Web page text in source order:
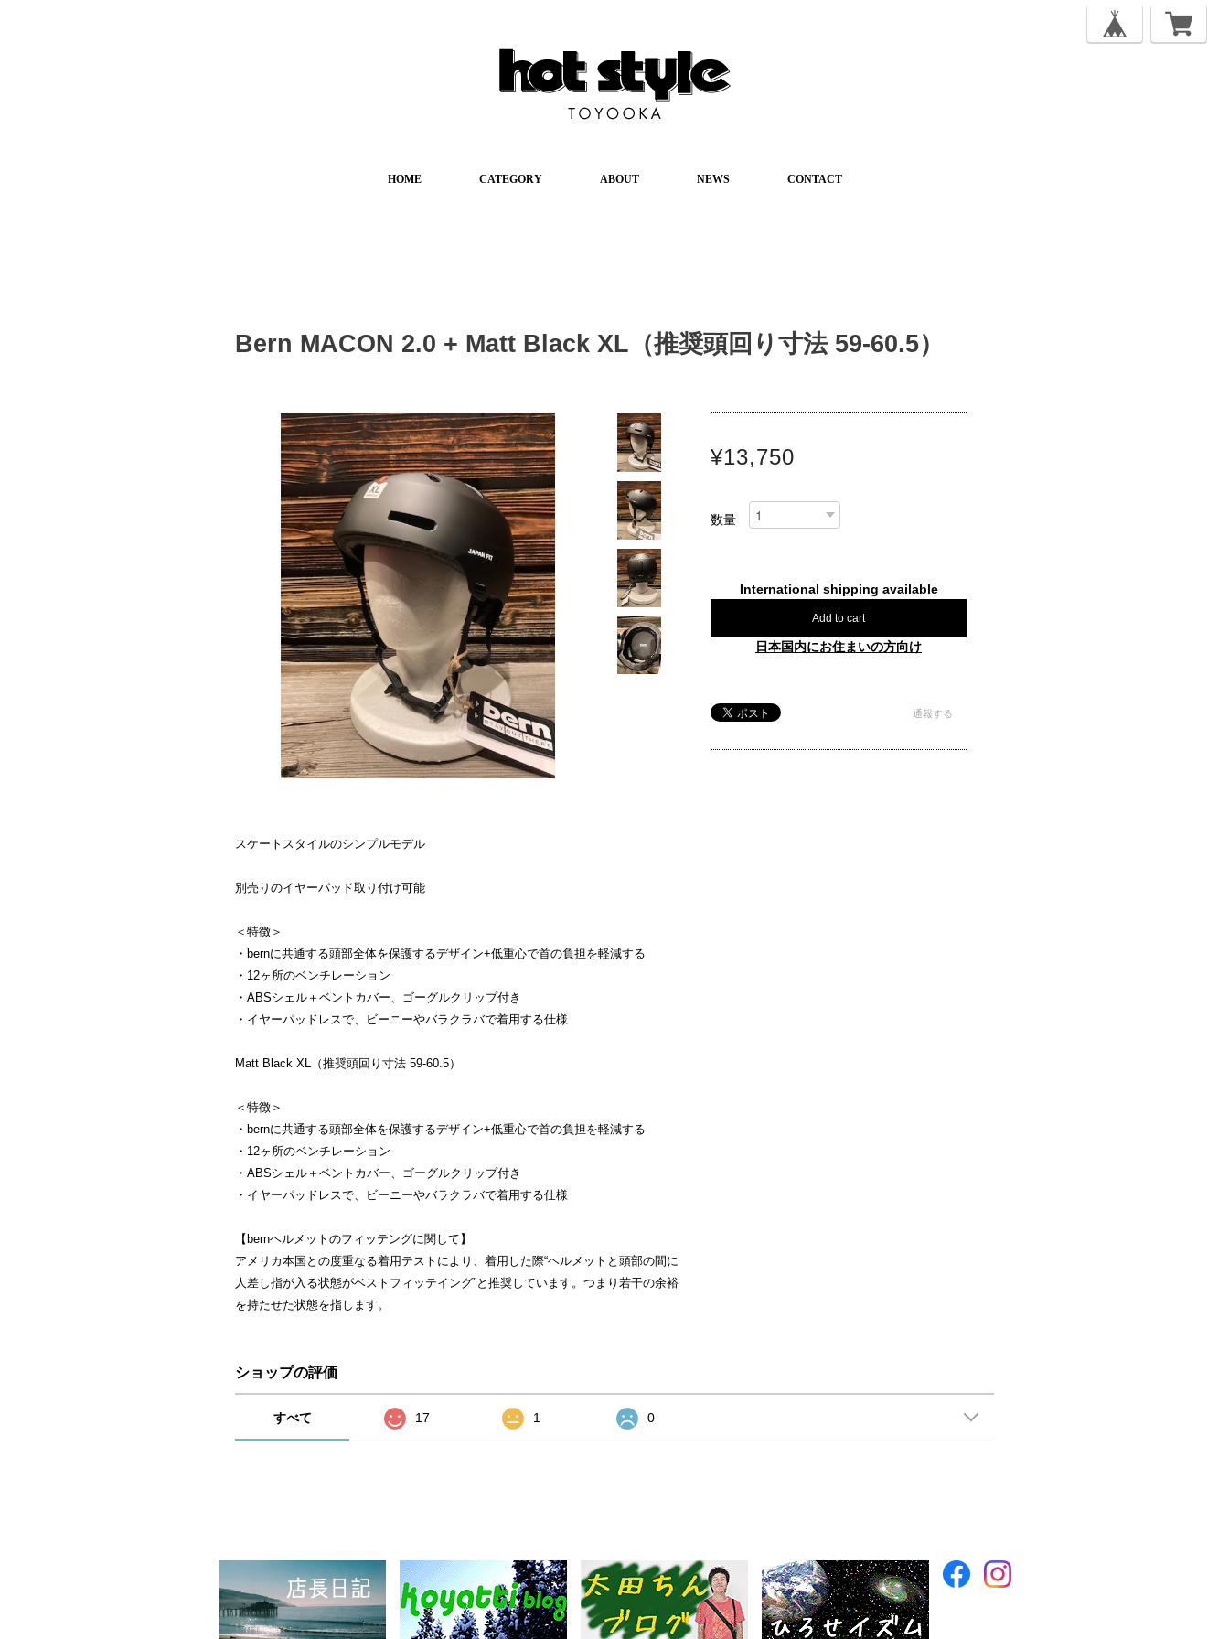
HOME CATEGORY ABOUT NEWS CONTACT
Bern MACON 2.0 + Matt Black XL（推奨頭回り寸法 59-60.5）
スケートスタイルのシンプルモデル
別売りのイヤーパッド取り付け可能
＜特徴＞
・bernに共通する頭部全体を保護するデザイン+低重心で首の負担を軽減する
・12ヶ所のベンチレーション
・ABSシェル＋ベントカバー、ゴーグルクリップ付き
・イヤーパッドレスで、ビーニーやバラクラバで着用する仕様
Matt Black XL（推奨頭回り寸法 59-60.5）
＜特徴＞
・bernに共通する頭部全体を保護するデザイン+低重心で首の負担を軽減する
・12ヶ所のベンチレーション
・ABSシェル＋ベントカバー、ゴーグルクリップ付き
・イヤーパッドレスで、ビーニーやバラクラバで着用する仕様
【bernヘルメットのフィッテングに関して】
アメリカ本国との度重なる着用テストにより、着用した際“ヘルメットと頭部の間に
人差し指が入る状態がベストフィッテイング”と推奨しています。つまり若干の余裕
を持たせた状態を指します。
¥13,750
数量
International shipping available
Add to cart
日本国内にお住まいの方向け
通報する
ショップの評価
すべて 17 1 0